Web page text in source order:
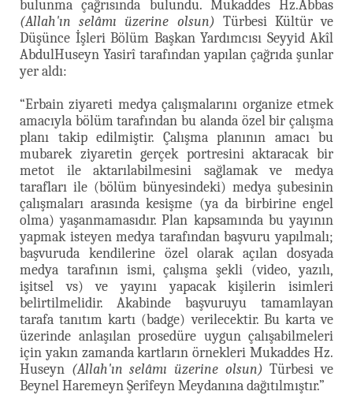
bulunma çağrısında bulundu. Mukaddes Hz.Abbas
(Allah'ın selâmı üzerine olsun) Türbesi Kültür ve
Düşünce İşleri Bölüm Başkan Yardımcısı Seyyid Akîl
AbdulHuseyn Yasirî tarafından yapılan çağrıda şunlar
yer aldı:
“Erbain ziyareti medya çalışmalarını organize etmek
amacıyla bölüm tarafından bu alanda özel bir çalışma
planı takip edilmiştir. Çalışma planının amacı bu
mubarek ziyaretin gerçek portresini aktaracak bir
metot ile aktarılabilmesini sağlamak ve medya
tarafları ile (bölüm bünyesindeki) medya şubesinin
çalışmaları arasında kesişme (ya da birbirine engel
olma) yaşanmamasıdır. Plan kapsamında bu yayının
yapmak isteyen medya tarafından başvuru yapılmalı;
başvuruda kendilerine özel olarak açılan dosyada
medya tarafının ismi, çalışma şekli (video, yazılı,
işitsel vs) ve yayını yapacak kişilerin isimleri
belirtilmelidir. Akabinde başvuruyu tamamlayan
tarafa tanıtım kartı (badge) verilecektir. Bu karta ve
üzerinde anlaşılan prosedüre uygun çalışabilmeleri
için yakın zamanda kartların örnekleri Mukaddes Hz.
Huseyn (Allah'ın selâmı üzerine olsun) Türbesi ve
Beynel Haremeyn Şerîfeyn Meydanına dağıtılmıştır.”